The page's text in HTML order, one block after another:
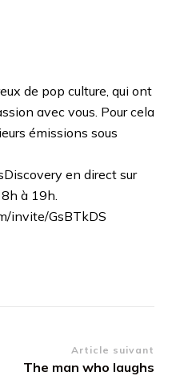
de pop culture, qui ont
avec vous. Pour cela
émissions sous
en direct sur
à 19h.
invite/GsBTkDS
Article suivant
The man who laughs